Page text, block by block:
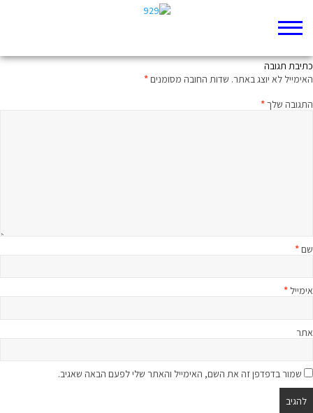
כתיבת תגובה
האימייל לא יוצג באתר. שדות החובה מסומנים*
התגובה שלך*
שם*
אימייל *
אתר
שמור בדפדפן זה את השם, האימייל והאתר שלי לפעם הבאה שאגיב.